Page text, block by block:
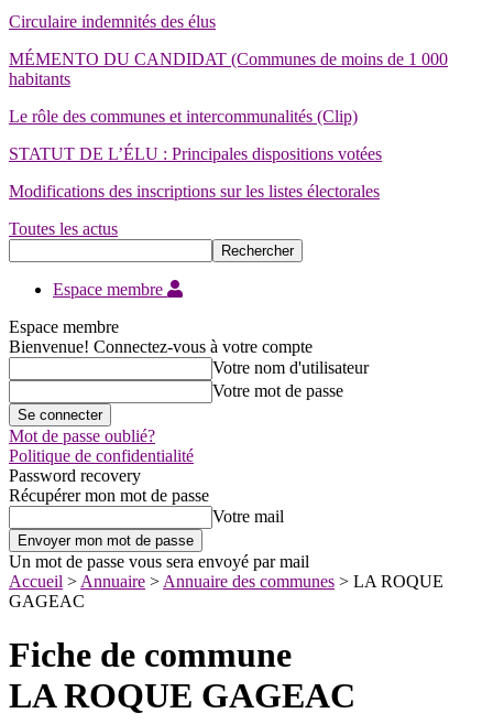
Circulaire indemnités des élus
MÉMENTO DU CANDIDAT (Communes de moins de 1 000
habitants
Le rôle des communes et intercommunalités (Clip)
STATUT DE L’ÉLU : Principales dispositions votées
Modifications des inscriptions sur les listes électorales
Toutes les actus
Espace membre
Espace membre
Bienvenue! Connectez-vous à votre compte
Votre nom d'utilisateur
Votre mot de passe
Mot de passe oublié?
Politique de confidentialité
Password recovery
Récupérer mon mot de passe
Votre mail
Un mot de passe vous sera envoyé par mail
Accueil > Annuaire > Annuaire des communes > LA ROQUE
GAGEAC
Fiche de commune
LA ROQUE GAGEAC